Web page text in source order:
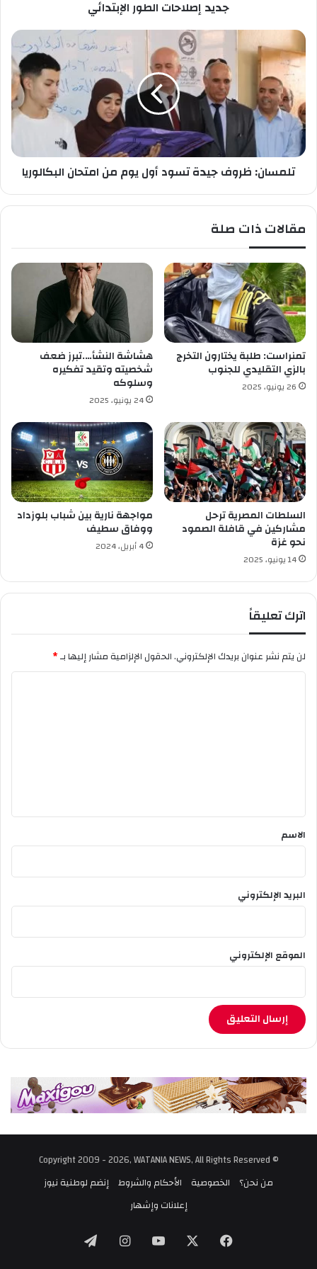
ا
ل
ط
ر
ا
ل
ب
ا
ي
جديد إصلاحات الطور الإبتدائي
ت
ل
م
س
ا
ن
:
ظ
ر
ج
د
ة
س
و
د
أ
و
ل
ي
و
م
ن
ا
م
ت
ح
ا
ن
ا
ل
ب
ا
و
ر
ا
تلمسان: ظروف جيدة تسود أول يوم من امتحان البكالوريا
مقالات ذات صلة
تمنراست: طلبة يختارون التخرج
بالزي التقليدي للجنوب
26 يونيو، 2025
هشاشة النشأ….تبرز ضعف
شخصيته وتقيد تفكيره
وسلوكه
24 يونيو، 2025
السلطات المصرية ترحل
مشاركين في قافلة الصمود
نحو غزة
14 يونيو، 2025
مواجهة نارية بين شباب بلوزداد
ووفاق سطيف
4 أبريل، 2024
اترك تعليقاً
لن يتم نشر عنوان بريدك الإلكتروني.الحقول الإلزامية مشار إليها بـ*
*
الاسم
البريد الإلكتروني
الموقع الإلكتروني
© Copyright 2009 - 2026, WATANIA NEWS, All Rights Reserved
من نحن؟
الخصوصية الأحكام والشروط إنضم لوطنية نيوز
إعلانات وإشهار
فيسبوك ‫YouTube انستقرام